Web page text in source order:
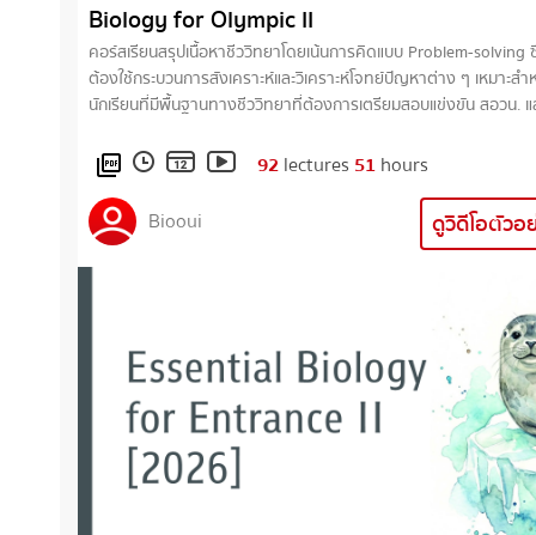
Biology for Olympic II
คอร์สเรียนสรุปเนื้อหาชีววิทยาโดยเน้นการคิดแบบ Problem-solving
ต้องใช้กระบวนการสังเคราะห์และวิเคราะห์โจทย์ปัญหาต่าง ๆ เหมาะสำหรับ
นักเรียนที่มีพื้นฐานทางชีววิทยาที่ต้องการเตรียมสอบแข่งขัน สอวน. แ
ชีวิต • การหายใจระดับเซลล์ • การสังเคราะห์ด้วยแสง • ความหลากหลาย
ของสิ่งมีชีวิต • พันธุศาสตร์ และส่วนขยายของกฎเมนเดล • หลักพันธุ
ศาสตร์โมเลกุล • พันธุวิศวกรรมและเทคโนโลยีDNA • วิวัฒนาการ •
นิเวศวิทยา * เอกสารประกอบคอร์สเรียนนี้จะเป็นเอกสารอิเล็กทรอนิกส์ (PDF
file)
picture_as_pdf 92lectures 51hours
Biooui
ดูวิดีโอตัวอ